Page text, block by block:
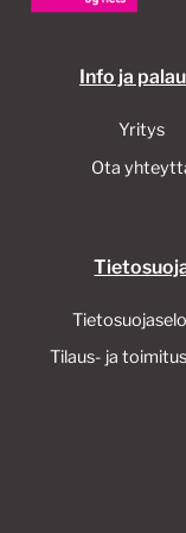
Info ja
Yritys
Ota
Tilaus- ja